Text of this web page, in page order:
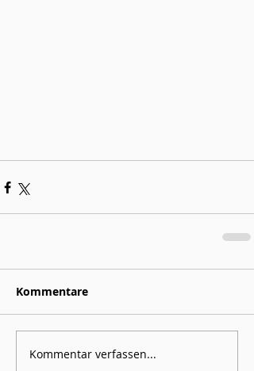
Kommentare
Kommentar verfassen...